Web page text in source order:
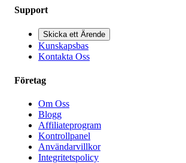
Support
Skicka ett Ärende
Kunskapsbas
Kontakta Oss
Företag
Om Oss
Blogg
Affiliateprogram
Kontrollpanel
Användarvillkor
Integritetspolicy